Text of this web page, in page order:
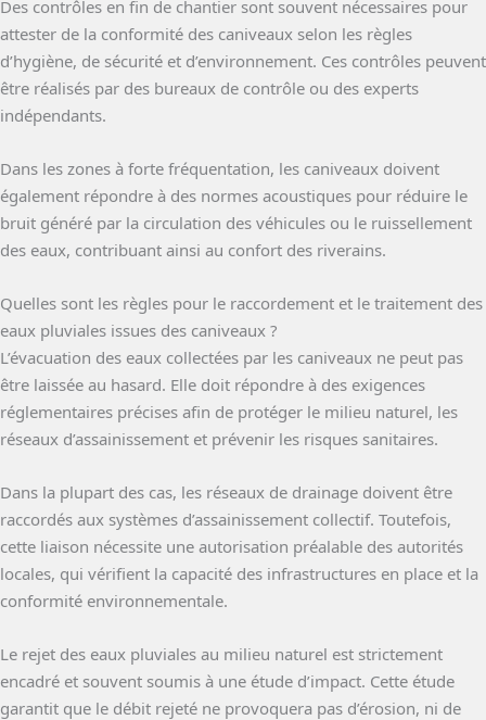
Des contrôles en fin de chantier sont souvent nécessaires pour
attester de la conformité des caniveaux selon les règles
d’hygiène, de sécurité et d’environnement. Ces contrôles peuvent
être réalisés par des bureaux de contrôle ou des experts
indépendants.
Dans les zones à forte fréquentation, les caniveaux doivent
également répondre à des normes acoustiques pour réduire le
bruit généré par la circulation des véhicules ou le ruissellement
des eaux, contribuant ainsi au confort des riverains.
Quelles sont les règles pour le raccordement et le traitement des
eaux pluviales issues des caniveaux ?
L’évacuation des eaux collectées par les caniveaux ne peut pas
être laissée au hasard. Elle doit répondre à des exigences
réglementaires précises afin de protéger le milieu naturel, les
réseaux d’assainissement et prévenir les risques sanitaires.
Dans la plupart des cas, les réseaux de drainage doivent être
raccordés aux systèmes d’assainissement collectif. Toutefois,
cette liaison nécessite une autorisation préalable des autorités
locales, qui vérifient la capacité des infrastructures en place et la
conformité environnementale.
Le rejet des eaux pluviales au milieu naturel est strictement
encadré et souvent soumis à une étude d’impact. Cette étude
garantit que le débit rejeté ne provoquera pas d’érosion, ni de